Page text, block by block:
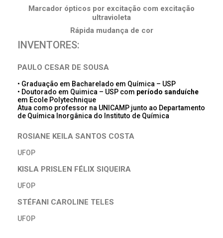
Marcador ópticos por excitação com excitação
ultravioleta
Rápida mudança de cor
INVENTORES:
PAULO CESAR DE SOUSA
• Graduação em Bacharelado em Química – USP
• Doutorado em Quimica – USP com período sanduíche
em Ecole Polytechnique
Atua como professor na UNICAMP junto ao Departamento
de Química Inorgânica do Instituto de Química
ROSIANE KEILA SANTOS COSTA
UFOP
KISLA PRISLEN FÉLIX SIQUEIRA
UFOP
STÉFANI CAROLINE TELES
UFOP